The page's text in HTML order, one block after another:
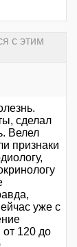
с этим
сделал
Велел
признаки
уже с
от 120 до